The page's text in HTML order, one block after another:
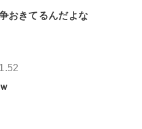
おきてるんだよな